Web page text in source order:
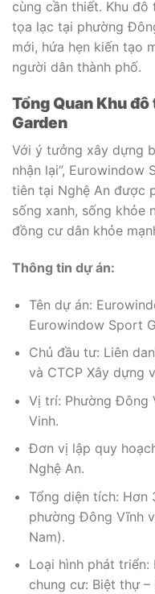
cùng cần thiết. Khu
tọa lạc tại phường
mới, hứa hẹn kiến tạo
người dân thành phố.
Tổng Quan Khu
Garden
Với ý tưởng xây dựng
nhận lại”, Eurowindow
tiên tại Nghệ An được
sống xanh, sống khỏe
đồng cư dân khỏe
Thông tin dự án:
Tên dự án:
Eurowindow Sport
Chủ đầu tư: Liên
và CTCP Xây dựng
Vị trí: Phường Đông
Vinh.
Đơn vị lập quy
Nghệ An.
Tổng diện tích: Hơn
phường Đông Vĩnh
Nam).
Loại hình phát
chung cư: Biệt thự –